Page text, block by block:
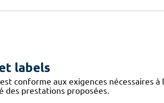
labels
conforme aux exigences nécessaires
des prestations proposées.